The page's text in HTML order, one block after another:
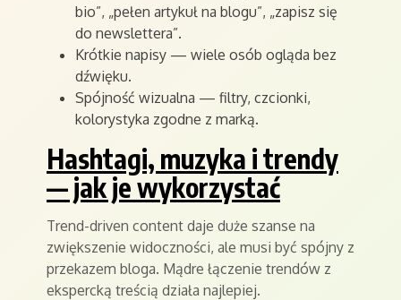
bio”, „pełen artykuł na blogu”, „zapisz się
do newslettera”.
Krótkie napisy — wiele osób ogląda bez
dźwięku.
Spójność wizualna — filtry, czcionki,
kolorystyka zgodne z marką.
Hashtagi, muzyka i trendy
— jak je wykorzystać
Trend-driven content daje duże szanse na
zwiększenie widoczności, ale musi być spójny z
przekazem bloga. Mądre łączenie trendów z
ekspercką treścią działa najlepiej.